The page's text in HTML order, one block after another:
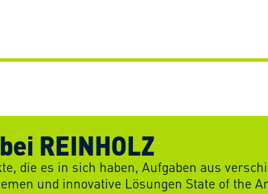
REINHOLZ
und dynamisch wie die gesamte Welt der
berufliche Herausforderung suchen und
freuen wir uns auf Sie. Bewerben Sie